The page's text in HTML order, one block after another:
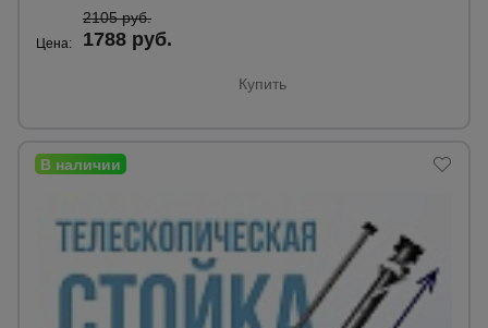
Цена:
2105 руб.
1788 руб.
Купить